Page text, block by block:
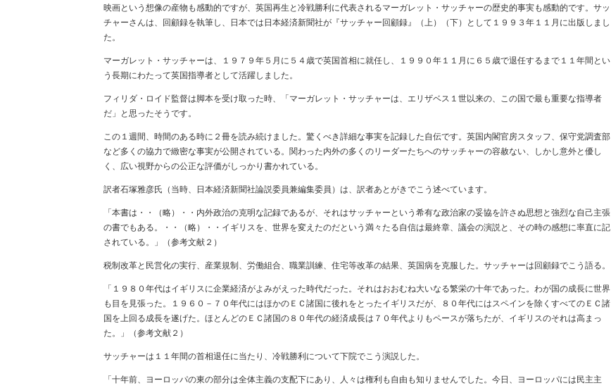
映画という想像の産物も感動的ですが、英国再生と冷戦勝利に代表されるマーガレット・サッチャーの歴史的事実も感動的です。サッ
チャーさんは、回顧録を執筆し、日本では日本経済新聞社が『サッチャー回顧録』（上）（下）として１９９３年１１月に出版しまし
た。
マーガレット・サッチャーは、１９７９年５月に５４歳で英国首相に就任し、１９９０年１１月に６５歳で退任するまで１１年間とい
う長期にわたって英国指導者として活躍しました。
フィリダ・ロイド監督は脚本を受け取った時、「マーガレット・サッチャーは、エリザベス１世以来の、この国で最も重要な指導者
だ」と思ったそうです。
この１週間、時間のある時に２冊を読み続けました。驚くべき詳細な事実を記録した自伝です。英国内閣官房スタッフ、保守党調査部
など多くの協力で緻密な事実が公開されている。関わった内外の多くのリーダーたちへのサッチャーの容赦ない、しかし意外と優し
く、広い視野からの公正な評価がしっかり書かれている。
訳者石塚雅彦氏（当時、日本経済新聞社論説委員兼編集委員）は、訳者あとがきでこう述べています。
「本書は・・（略）・・内外政治の克明な記録であるが、それはサッチャーという希有な政治家の妥協を許さぬ思想と強烈な自己主張
の書でもある。・・（略）・・イギリスを、世界を変えたのだという満々たる自信は最終章、議会の演説と、その時の感想に率直に記
されている。」（参考文献２）
税制改革と民営化の実行、産業規制、労働組合、職業訓練、住宅等改革の結果、英国病を克服した。サッチャーは回顧録でこう語る。
「１９８０年代はイギリスに企業経済がよみがえった時代だった。それはおおむね大いなる繁栄の十年であった。わが国の成長に世界
も目を見張った。１９６０－７０年代にはほかのＥＣ諸国に後れをとったイギリスだが、８０年代にはスペインを除くすべてのＥＣ諸
国を上回る成長を遂げた。ほとんどのＥＣ諸国の８０年代の経済成長は７０年代よりもペースが落ちたが、イギリスのそれは高まっ
た。」（参考文献２）
サッチャーは１１年間の首相退任に当たり、冷戦勝利について下院でこう演説した。
「十年前、ヨーロッパの東の部分は全体主義の支配下にあり、人々は権利も自由も知りませんでした。今日、ヨーロッパには民主主